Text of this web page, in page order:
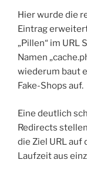
Hier wurde die
Eintrag
„Pillen“ im URL
Namen
wiederum baut
Fake-Shops auf.
Eine deutlich
Redirects
die Ziel URL
Laufzeit aus